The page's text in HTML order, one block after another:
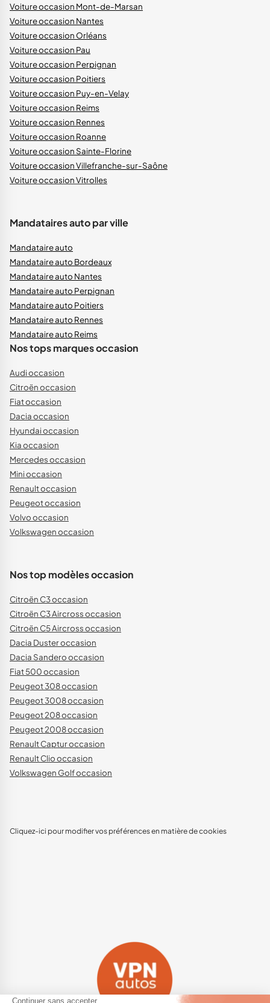
Voiture occasion Mont-de-Marsan
Voiture occasion Nantes
Voiture occasion Orléans
Voiture occasion Pau
Voiture occasion Perpignan
Voiture occasion Poitiers
Voiture occasion Puy-en-Velay
Voiture occasion Reims
Voiture occasion Rennes
Voiture occasion Roanne
Voiture occasion Sainte-Florine
Voiture occasion Villefranche-sur-Saône
Voiture occasion Vitrolles
Mandataires auto par ville
Mandataire auto
Mandataire auto Bordeaux
Mandataire auto Nantes
Mandataire auto Perpignan
Mandataire auto Poitiers
Mandataire auto Rennes
Mandataire auto Reims
Nos tops marques occasion
Audi occasion
Citroën occasion
Fiat occasion
Dacia occasion
Hyundai occasion
Kia occasion
Mercedes occasion
Mini occasion
Renault occasion
Peugeot occasion
Volvo occasion
Volkswagen occasion
Nos top modèles occasion
Citroën C3 occasion
Citroën C3 Aircross occasion
Citroën C5 Aircross occasion
Dacia Duster occasion
Dacia Sandero occasion
Fiat 500 occasion
Peugeot 308 occasion
Peugeot 3008 occasion
Peugeot 208 occasion
Peugeot 2008 occasion
Renault Captur occasion
Renault Clio occasion
Volkswagen Golf occasion
Cliquez-ici pour modifier vos préférences en matière de cookies